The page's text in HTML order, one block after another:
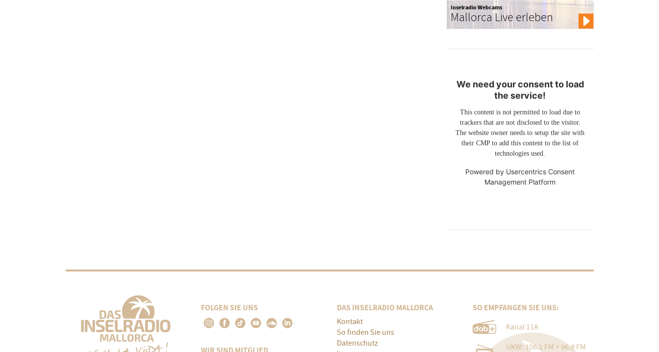
Inselradio Webcams
Mallorca Live erleben
We need your consent to load
the service!
This content is not permitted to load due to
trackers that are not disclosed to the visitor.
The website owner needs to setup the site with
their CMP to add this content to the list of
technologies used.
Powered by Usercentrics Consent
Management Platform
FOLGEN SIE UNS DAS INSELRADIO MALLORCA
Kontakt
So finden Sie uns
Datenschutz
SO EMPFANGEN SIE UNS:
Kanal 11A
UKW: 106.1 FM + 96.9 FM